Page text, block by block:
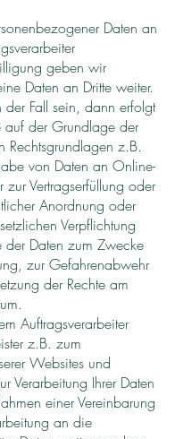
Daten an
geben wir
Daten an Dritte weiter.
Fall sein, dann erfolgt
der Grundlage der
Rechtsgrundlagen z.B.
von Daten an Online-
zur Vertragserfüllung oder
Anordnung oder
Verpflichtung
der Daten zum Zwecke
zur Gefahrenabwehr
der Rechte am
Auftragsverarbeiter
z.B. zum
Websites und
Verarbeitung Ihrer Daten
einer Vereinbarung
an die